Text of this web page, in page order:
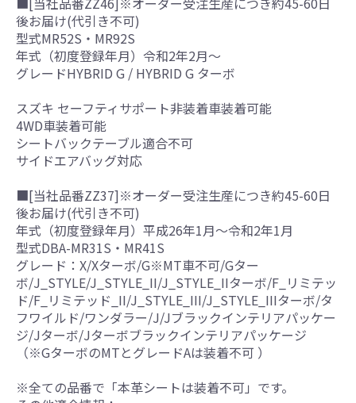
後お届け(代引き不可)
型式MR52S・MR92S
年式（初度登録年月）令和2年2月～
グレードHYBRID G / HYBRID G ターボ
スズキ セーフティサポート非装着車装着可能
4WD車装着可能
シートバックテーブル適合不可
サイドエアバッグ対応
■[当社品番ZZ37]※オーダー受注生産につき約45-60日
後お届け(代引き不可)
年式（初度登録年月）平成26年1月～令和2年1月
型式DBA-MR31S・MR41S
グレード：X/Xターボ/G※MT車不可/Gター
ボ/J_STYLE/J_STYLE_II/J_STYLE_IIターボ/F_リミテッ
ド/F_リミテッド_II/J_STYLE_III/J_STYLE_IIIターボ/タ
フワイルド/ワンダラー/J/Jブラックインテリアパッケー
ジ/Jターボ/Jターボブラックインテリアパッケージ
（※GターボのMTとグレードAは装着不可 ）
※全ての品番で「本革シートは装着不可」です。